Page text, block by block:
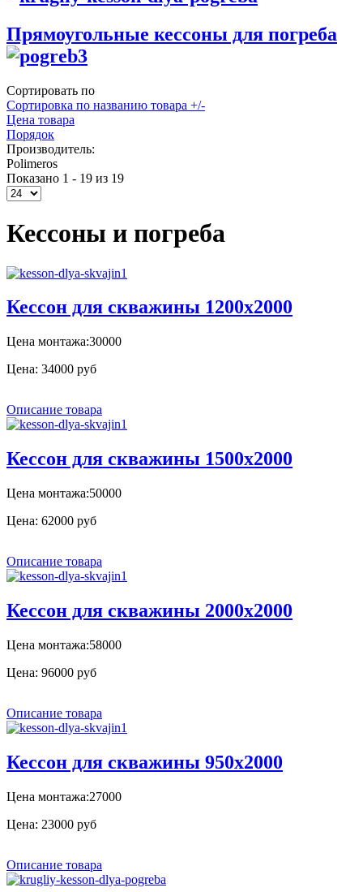
Прямоугольные кессоны для погреба
Сортировать по
Сортировка по названию товара +/-
Цена товара
Порядок
Производитель:
Polimeros
Показано 1 - 19 из 19
Кессоны и погреба
Кессон для скважины 1200x2000
Цена монтажа:30000
Цена: 34000 руб
Описание товара
Кессон для скважины 1500х2000
Цена монтажа:50000
Цена: 62000 руб
Описание товара
Кессон для скважины 2000х2000
Цена монтажа:58000
Цена: 96000 руб
Описание товара
Кессон для скважины 950x2000
Цена монтажа:27000
Цена: 23000 руб
Описание товара